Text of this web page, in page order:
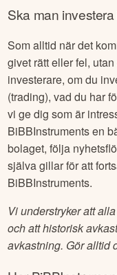
Ska man investera
Som alltid när det
givet rätt eller fel,
investerare, om du
(trading), vad du har
vi ge dig som är
BiBBInstrumentsen
bolaget, följa
själva gillar för att
BiBBInstruments.
Vi understryker att
och att historisk
avkastning. Gör alltid